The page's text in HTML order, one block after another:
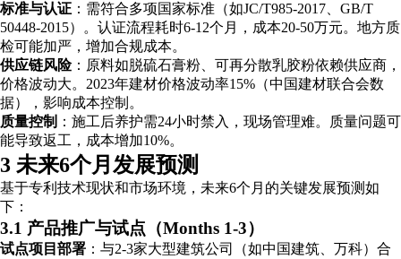
标准与认证 ：需符合多项国家标准（如JC/T985-2017、GB/T
50448-2015）。认证流程耗时6-12个月，成本20-50万元。地方质
检可能加严，增加合规成本。
供应链风险：原料如脱硫石膏粉、可再分散乳胶粉依赖供应商，
价格波动大。2023年建材价格波动率15%（中国建材联合会数
据），影响成本控制。
质量控制 ：施工后养护需24小时禁入，现场管理难。质量问题可
能导致返工，成本增加10%。
3 未来6个月发展预测
基于专利技术现状和市场环境，未来6个月的关键发展预测如
下：
3.1 产品推广与试点（Months 1-3）
试点项目部署 ：与2-3家大型建筑公司（如中国建筑、万科）合